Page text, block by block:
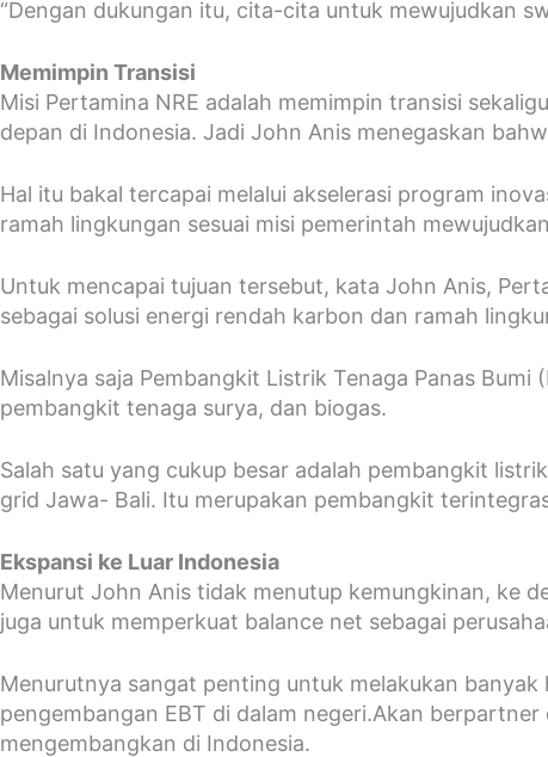
“Dengan dukungan itu, cita-cita untuk mewujudkan
Memimpin Transisi
Misi Pertamina NRE adalah memimpin transisi
depan di Indonesia. Jadi John Anis menegaskan
Hal itu bakal tercapai melalui akselerasi program
ramah lingkungan sesuai misi pemerintah
Untuk mencapai tujuan tersebut, kata John Anis,
sebagai solusi energi rendah karbon dan ramah
Misalnya saja Pembangkit Listrik Tenaga Panas
pembangkit tenaga surya, dan biogas.
Salah satu yang cukup besar adalah pembangkit
grid Jawa- Bali. Itu merupakan pembangkit
Ekspansi ke Luar Indonesia
Menurut John Anis tidak menutup kemungkinan, ke
juga untuk memperkuat balance net sebagai
Menurutnya sangat penting untuk melakukan
pengembangan EBT di dalam negeri.Akan
mengembangkan di Indonesia.